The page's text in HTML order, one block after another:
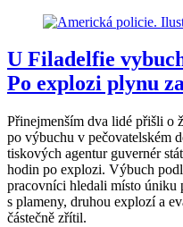
U Filadelfie
Po explozi plynu
Přinejmenším dva lidé přišli o
po výbuchu v pečovatelském
tiskových agentur guvernér
hodin po explozi. Výbuch
pracovníci hledali místo úniku
s plameny, druhou explozí a
částečně zřítil.